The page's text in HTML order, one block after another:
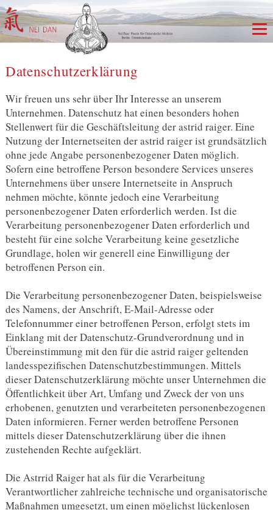
Datenschutzerklärung
Wir freuen uns sehr über Ihr Interesse an unserem
Unternehmen. Datenschutz hat einen besonders hohen
Stellenwert für die Geschäftsleitung der astrid raiger. Eine
Nutzung der Internetseiten der astrid raiger ist grundsätzlich
ohne jede Angabe personenbezogener Daten möglich.
Sofern eine betroffene Person besondere Services unseres
Unternehmens über unsere Internetseite in Anspruch
nehmen möchte, könnte jedoch eine Verarbeitung
personenbezogener Daten erforderlich werden. Ist die
Verarbeitung personenbezogener Daten erforderlich und
besteht für eine solche Verarbeitung keine gesetzliche
Grundlage, holen wir generell eine Einwilligung der
betroffenen Person ein.
Die Verarbeitung personenbezogener Daten, beispielsweise
des Namens, der Anschrift, E-Mail-Adresse oder
Telefonnummer einer betroffenen Person, erfolgt stets im
Einklang mit der Datenschutz-Grundverordnung und in
Übereinstimmung mit den für die astrid raiger geltenden
landesspezifischen Datenschutzbestimmungen. Mittels
dieser Datenschutzerklärung möchte unser Unternehmen die
Öffentlichkeit über Art, Umfang und Zweck der von uns
erhobenen, genutzten und verarbeiteten personenbezogenen
Daten informieren. Ferner werden betroffene Personen
mittels dieser Datenschutzerklärung über die ihnen
zustehenden Rechte aufgeklärt.
Die Astrrid Raiger hat als für die Verarbeitung
Verantwortlicher zahlreiche technische und organisatorische
Maßnahmen umgesetzt, um einen möglichst lückenlosen